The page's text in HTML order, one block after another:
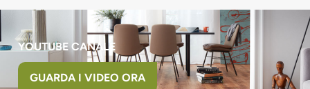
YOUTUBE CANALE
GUARDA I VIDEO ORA